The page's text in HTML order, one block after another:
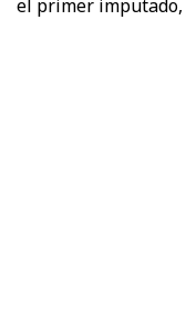
el primer imputado,